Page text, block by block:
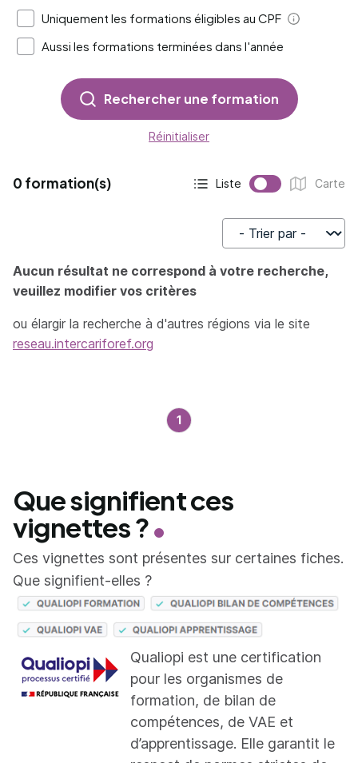
Uniquement les formations éligibles au CPF
Aide
Aussi les formations terminées dans l'année
Rechercher une formation
Réinitialiser
0 formation(s)
Affichage actif :
Liste
Affichage :
Carte
Trier par
Aucun résultat ne correspond à votre recherche,
veuillez modifier vos critères
ou élargir la recherche à d'autres régions via le site
reseau.intercariforef.org
1
Que signifient ces
vignettes ?
Ces vignettes sont présentes sur certaines fiches.
Que signifient-elles ?
Qualiopi est une certification
pour les organismes de
formation, de bilan de
compétences, de VAE et
d’apprentissage. Elle garantit le